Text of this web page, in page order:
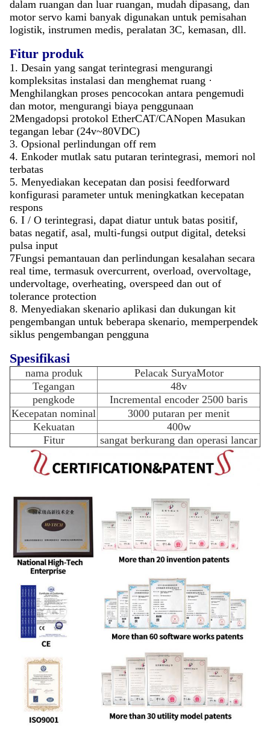
dalam ruangan dan luar ruangan, mudah dipasang, dan
motor servo kami banyak digunakan untuk pemisahan
logistik, instrumen medis, peralatan 3C, kemasan, dll.
Fitur produk
1. Desain yang sangat terintegrasi mengurangi
kompleksitas instalasi dan menghemat ruang ·
Menghilangkan proses pencocokan antara pengemudi
dan motor, mengurangi biaya penggunaan
2Mengadopsi protokol EtherCAT/CANopen Masukan
tegangan lebar (24v~80VDC)
3. Opsional perlindungan off rem
4. Enkoder mutlak satu putaran terintegrasi, memori nol
terbatas
5. Menyediakan kecepatan dan posisi feedforward
konfigurasi parameter untuk meningkatkan kecepatan
respons
6. I / O terintegrasi, dapat diatur untuk batas positif,
batas negatif, asal, multi-fungsi output digital, deteksi
pulsa input
7Fungsi pemantauan dan perlindungan kesalahan secara
real time, termasuk overcurrent, overload, overvoltage,
undervoltage, overheating, overspeed dan out of
tolerance protection
8. Menyediakan skenario aplikasi dan dukungan kit
pengembangan untuk beberapa skenario, memperpendek
siklus pengembangan pengguna
Spesifikasi
nama produk Pelacak SuryaMotor
Tegangan
48v
pengkode
Incremental encoder 2500 baris
Kecepatan nominal
3000 putaran per menit
Kekuatan
400w
Fitur
sangat berkurang dan operasi lancar